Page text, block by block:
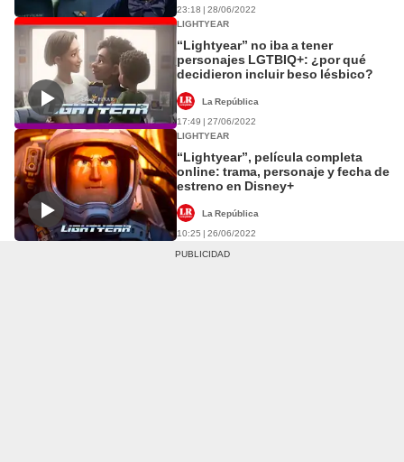
23:18 | 28/06/2022
LIGHTYEAR
“Lightyear” no iba a tener
personajes LGTBIQ+: ¿por qué
decidieron incluir beso lésbico?
La República
17:49 | 27/06/2022
LIGHTYEAR
“Lightyear”, película completa
online: trama, personaje y fecha de
estreno en Disney+
La República
10:25 | 26/06/2022